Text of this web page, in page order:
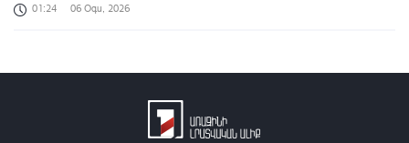
01:24 06 Օգս, 2026
Հայաստանի և ALADI-ի անդամ պետությունների միջև